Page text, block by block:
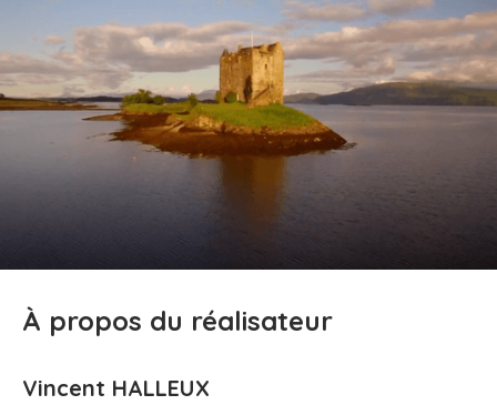
À propos du réalisateur
Vincent HALLEUX